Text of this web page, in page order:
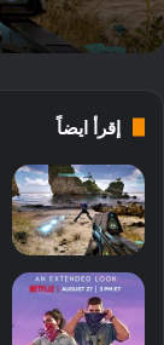
إقرأ ايضاً